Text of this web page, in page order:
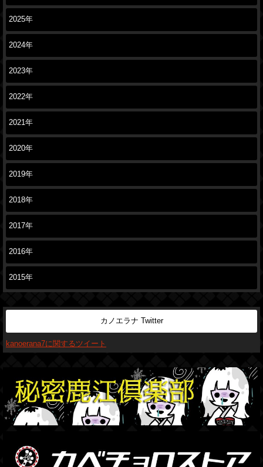
2025年
2024年
2023年
2022年
2021年
2020年
2019年
2018年
2017年
2016年
2015年
カノエラナ Twitter
kanoerana7に関するツイート